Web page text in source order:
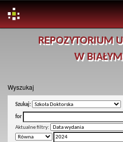
REPOZYTORIUM
W
Wyszukaj
Szukaj:
for
Aktualne filtry: